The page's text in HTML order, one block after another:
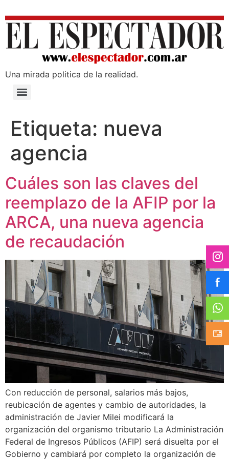
Una mirada poli­tica de la realidad.
Etiqueta: nueva
agencia
Cuáles son las claves del
reemplazo de la AFIP por la
ARCA, una nueva agencia
de recaudación
Con reducción de personal, salarios más bajos,
reubicación de agentes y cambio de autoridades, la
administración de Javier Milei modificará la
organización del organismo tributario La Administración
Federal de Ingresos Públicos (AFIP) será disuelta por el
Gobierno y cambiará por completo la organización de